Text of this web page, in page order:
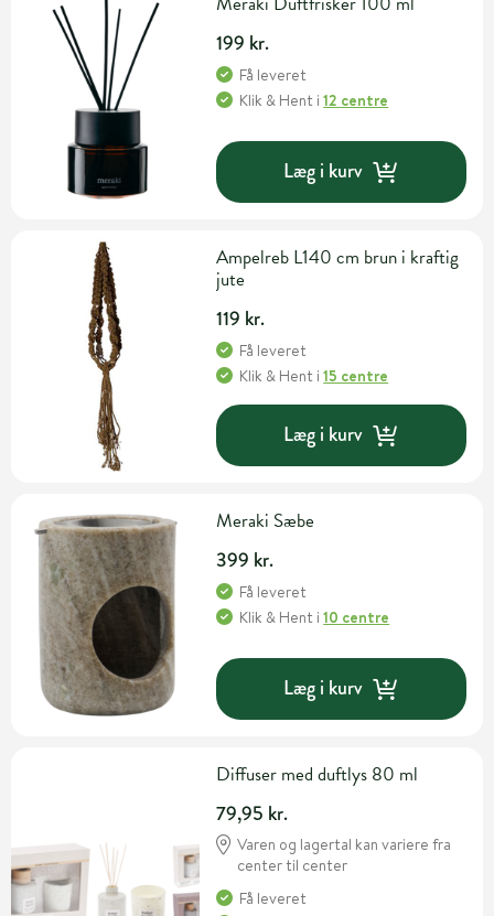
199 kr.
Få leveret
Klik & Hent i12 centre
Læg i kurv
Ampelreb L140 cm brun i kraftig
jute
119 kr.
Få leveret
Klik & Hent i15 centre
Læg i kurv
Meraki Sæbe
399 kr.
Få leveret
Klik & Hent i10 centre
Læg i kurv
Diffuser med duftlys 80 ml
79,95 kr.
Varen og lagertal kan variere fra
center til center
Få leveret